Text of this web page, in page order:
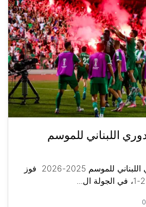
اللبناني للموسم
الأنصار بطلًا للدوري اللبناني للموسم 2025-2026 فوز